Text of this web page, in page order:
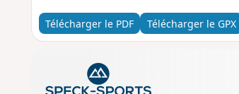
Télécharger le PDF Télécharger le GPX